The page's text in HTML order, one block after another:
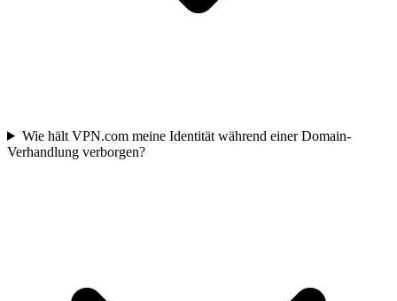
Wie hält VPN.com meine Identität während einer Domain-
Verhandlung verborgen?